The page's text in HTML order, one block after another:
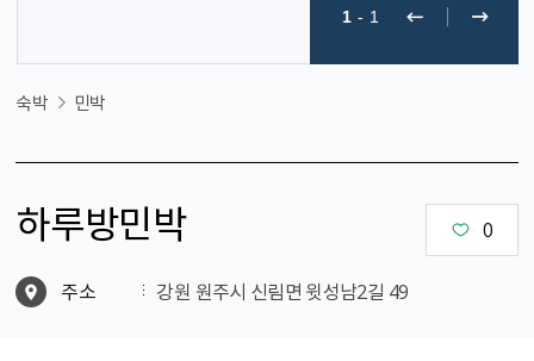
1 - 1
숙박 민박
하루방민박 0
주소 강원 원주시 신림면 윗성남2길 49